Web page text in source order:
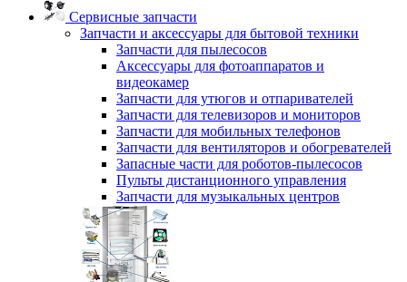
Сервисные запчасти
Запчасти и аксессуары для бытовой техники
Запчасти для пылесосов
Аксессуары для фотоаппаратов и
видеокамер
Запчасти для утюгов и отпаривателей
Запчасти для телевизоров и мониторов
Запчасти для мобильных телефонов
Запчасти для вентиляторов и обогревателей
Запасные части для роботов-пылесосов
Пульты дистанционного управления
Запчасти для музыкальных центров